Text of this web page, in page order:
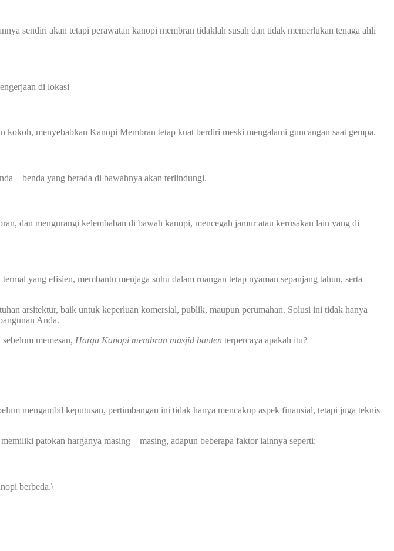
sendiri akan tetapi perawatan kanopi membran tidaklah susah dan tidak memerlukan tenaga ahli
di lokasi
menyebabkan Kanopi Membran tetap kuat berdiri meski mengalami guncangan saat gempa.
– benda yang berada di bawahnya akan terlindungi.
dan mengurangi kelembaban di bawah kanopi, mencegah jamur atau kerusakan lain yang di
yang efisien, membantu menjaga suhu dalam ruangan tetap nyaman sepanjang tahun, serta
arsitektur, baik untuk keperluan komersial, publik, maupun perumahan. Solusi ini tidak hanya
Anda.
memesan, Harga Kanopi membran masjid banten terpercaya apakah itu?
mengambil keputusan, pertimbangan ini tidak hanya mencakup aspek finansial, tetapi juga teknis
patokan harganya masing – masing, adapun beberapa faktor lainnya seperti:
berbeda.\